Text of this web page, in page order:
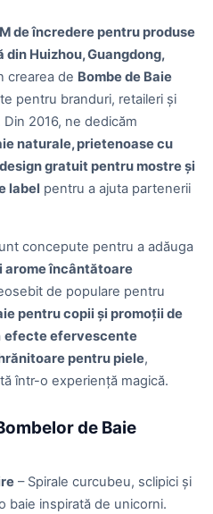
de încredere pentru produse
Huizhou, Guangdong,
crearea de Bombe de Baie
pentru branduri, retaileri și
2016, ne dedicăm
naturale, prietenoase cu
gratuit pentru mostre și
label pentru a ajuta partenerii
concepute pentru a adăuga
arome încântătoare
de populare pentru
pentru copii și promoții de
efecte efervescente
pentru piele,
într-o experiență magică.
de Baie
– Spirale curcubeu, sclipici și
baie inspirată de unicorni.